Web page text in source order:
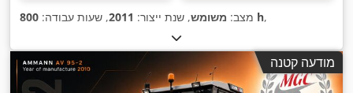
מצב: משומש, שנת ייצור: 2011, שעות עבודה: 800 h,
מודעה קטנה